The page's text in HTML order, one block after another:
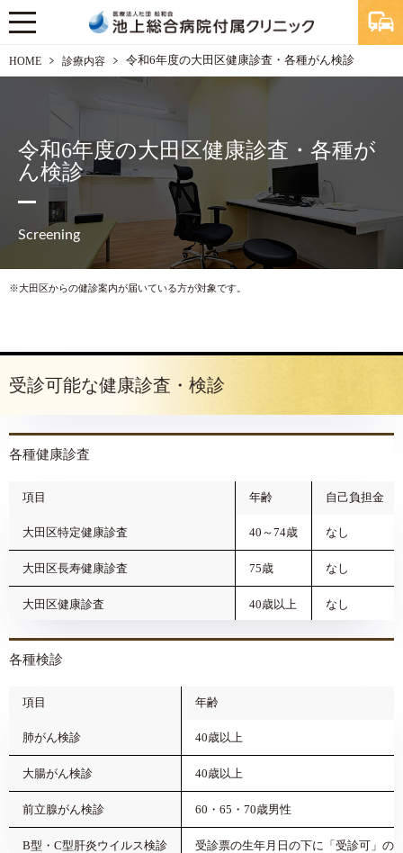
HOME 診療内容 令和6年度の大田区健康診査・各種がん検診
令和6年度の大田区健康診査・各種が
ん検診
Screening
大田区からの健診案内が届いている方が対象です。
受診可能な健康診査・検診
各種健康診査
項目 年齢 自己負担金
大田区特定健康診査 40～74歳 なし
大田区長寿健康診査 75歳 なし
大田区健康診査 40歳以上 なし
各種検診
項目 年齢
肺がん検診 40歳以上
大腸がん検診 40歳以上
前立腺がん検診 60・65・70歳男性
B型・C型肝炎ウイルス検診 受診票の生年月日の下に「受診可」の